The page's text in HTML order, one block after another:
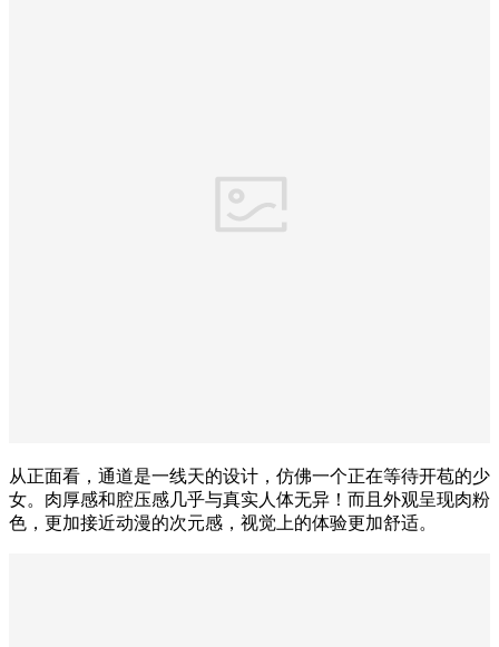
从正面看，通道是一线天的设计，仿佛一个正在等待开苞的少
女。肉厚感和腔压感几乎与真实人体无异！而且外观呈现肉粉
色，更加接近动漫的次元感，视觉上的体验更加舒适。